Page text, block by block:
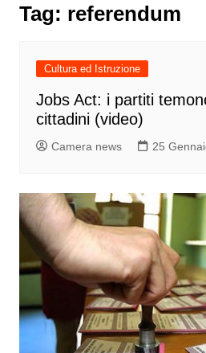
Tag: referendum
Cultura ed Istruzione
Jobs Act: i partiti
cittadini (video)
Camera news 25